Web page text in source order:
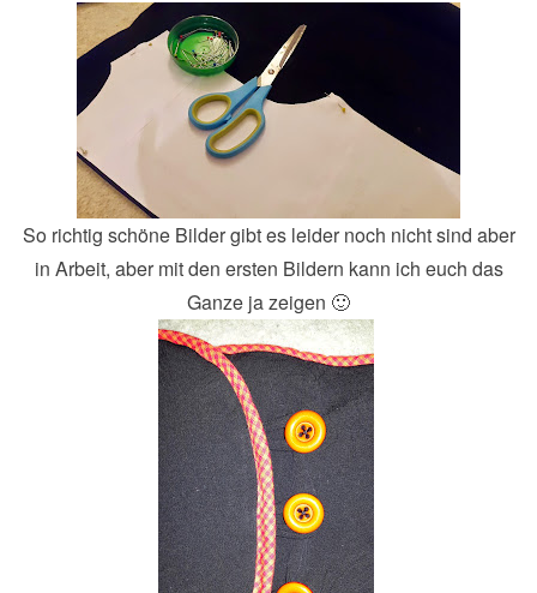
So richtig schöne Bilder gibt es leider noch nicht sind aber
in Arbeit, aber mit den ersten Bildern kann ich euch das
Ganze ja zeigen 🙂